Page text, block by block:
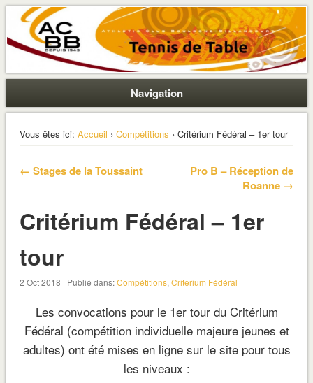
ACBB – Tennis de Table
La section ping de Boulogne
Navigation
Vous êtes ici: Accueil › Compétitions › Critérium Fédéral – 1er tour
← Stages de la Toussaint
Pro B – Réception de
Roanne →
Critérium Fédéral – 1er
tour
2 Oct 2018 | Publié dans:Compétitions, Criterium Fédéral
Les convocations pour le 1er tour du Critérium
Fédéral (compétition individuelle majeure jeunes et
adultes) ont été mises en ligne sur le site pour tous
les niveaux :